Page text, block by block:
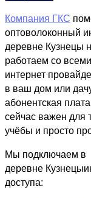
Компания ГКС
оптоволоконный
деревне Кузнецы
работаем со
интернет
в ваш дом или
абонентская
сейчас важен для
учёбы и просто
Мы подключаем в
деревне
доступа: